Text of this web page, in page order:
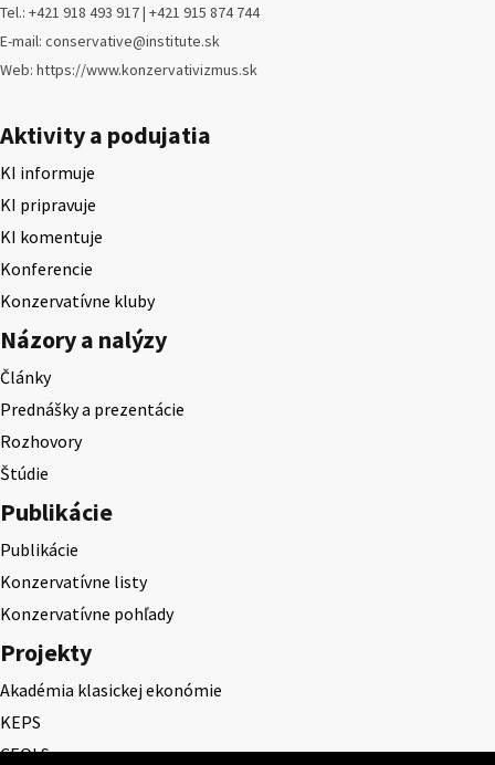
Tel.: +421 918 493 917 | +421 915 874 744
E-mail: conservative@institute.sk
Web: https://www.konzervativizmus.sk
Aktivity a podujatia
KI informuje
KI pripravuje
KI komentuje
Konferencie
Konzervatívne kluby
Názory a nalýzy
Články
Prednášky a prezentácie
Rozhovory
Štúdie
Publikácie
Publikácie
Konzervatívne listy
Konzervatívne pohľady
Projekty
Akadémia klasickej ekonómie
KEPS
CEQLS